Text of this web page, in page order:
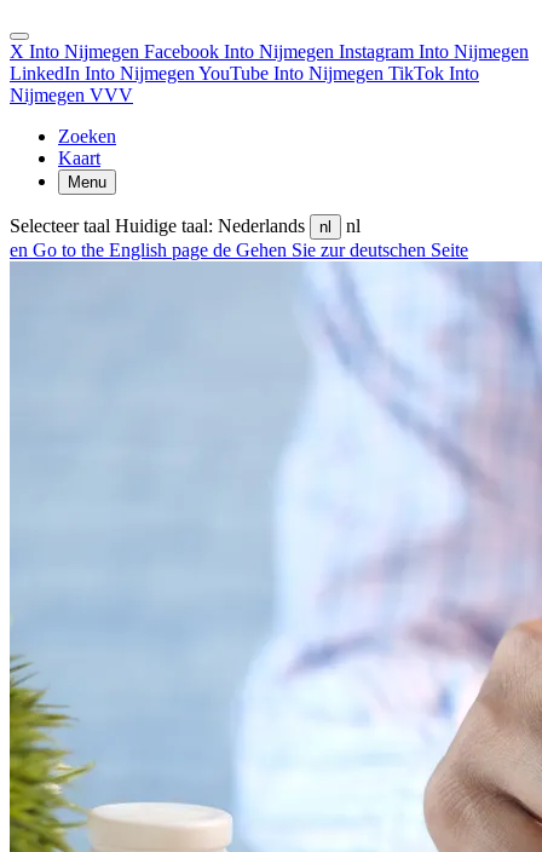
X Into Nijmegen Facebook Into Nijmegen Instagram Into Nijmegen
LinkedIn Into Nijmegen YouTube Into Nijmegen TikTok Into
Nijmegen VVV
Zoeken
Kaart
Menu
Selecteer taal Huidige taal: Nederlands nl
nl
en Go to the English page de Gehen Sie zur deutschen Seite